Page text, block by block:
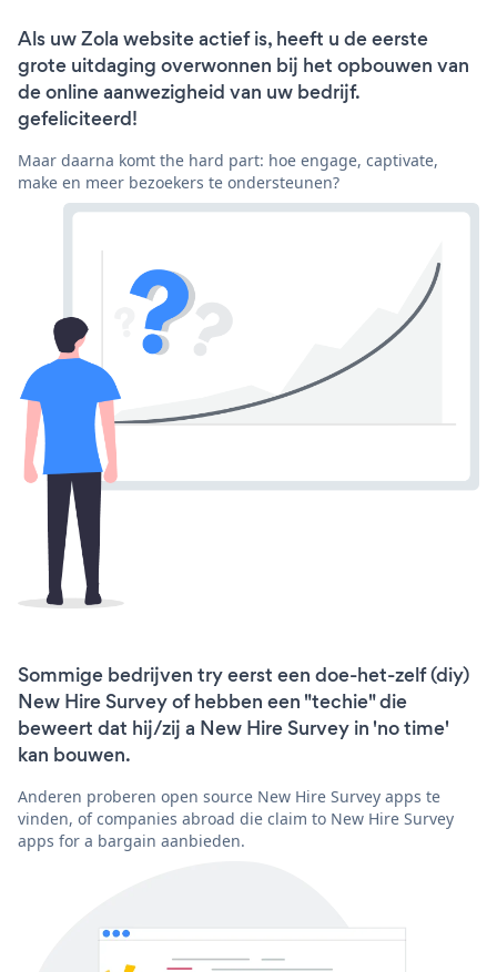
Als uw Zola website actief is, heeft u de eerste
grote uitdaging overwonnen bij het opbouwen van
de online aanwezigheid van uw bedrijf.
gefeliciteerd!
Maar daarna komt the hard part: hoe engage, captivate,
make en meer bezoekers te ondersteunen?
Sommige bedrijven try eerst een doe-het-zelf (diy)
New Hire Survey of hebben een "techie" die
beweert dat hij/zij a New Hire Survey in 'no time'
kan bouwen.
Anderen proberen open source New Hire Survey apps te
vinden, of companies abroad die claim to New Hire Survey
apps for a bargain aanbieden.